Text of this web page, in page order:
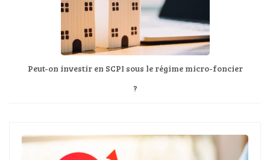
Peut-on investir en SCPI sous le régime micro-foncier
?